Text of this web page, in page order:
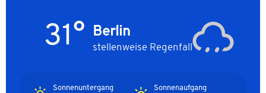
Berlin
stellenweise Regenfall
31°
Sonnenaufgang
Sonnenuntergang